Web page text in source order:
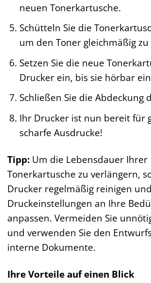
neuen Tonerkartusche.
Schütteln Sie die
um den Toner gleichmäßig
Setzen Sie die neue
Drucker ein, bis sie hörbar
Schließen Sie die Abdeckung
Ihr Drucker ist nun bereit für
scharfe Ausdrucke!
Tipp: Um die Lebensdauer Ihrer
Tonerkartusche zu verlängern,
Drucker regelmäßig reinigen
Druckeinstellungen an Ihre
anpassen. Vermeiden Sie
und verwenden Sie den
interne Dokumente.
Ihre Vorteile auf einen Blick